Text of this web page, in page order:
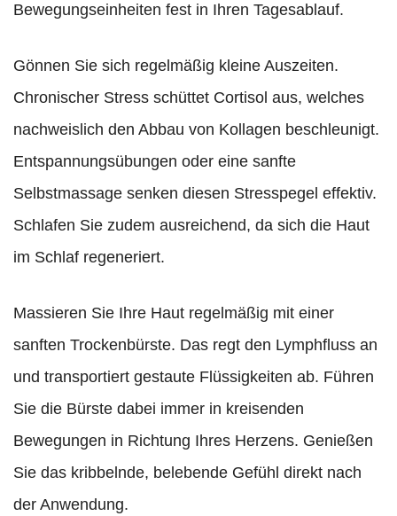
Bewegungseinheiten fest in Ihren Tagesablauf.
Gönnen Sie sich regelmäßig kleine Auszeiten.
Chronischer Stress schüttet Cortisol aus, welches
nachweislich den Abbau von Kollagen beschleunigt.
Entspannungsübungen oder eine sanfte
Selbstmassage senken diesen Stresspegel effektiv.
Schlafen Sie zudem ausreichend, da sich die Haut
im Schlaf regeneriert.
Massieren Sie Ihre Haut regelmäßig mit einer
sanften Trockenbürste. Das regt den Lymphfluss an
und transportiert gestaute Flüssigkeiten ab. Führen
Sie die Bürste dabei immer in kreisenden
Bewegungen in Richtung Ihres Herzens. Genießen
Sie das kribbelnde, belebende Gefühl direkt nach
der Anwendung.